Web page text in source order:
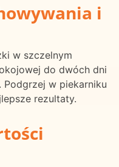
i
w szczelnym
do dwóch dni
Podgrzej w piekarniku
rezultaty.